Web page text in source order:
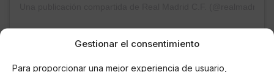
Gestionar el consentimiento
Para proporcionar una mejor experiencia de usuario,